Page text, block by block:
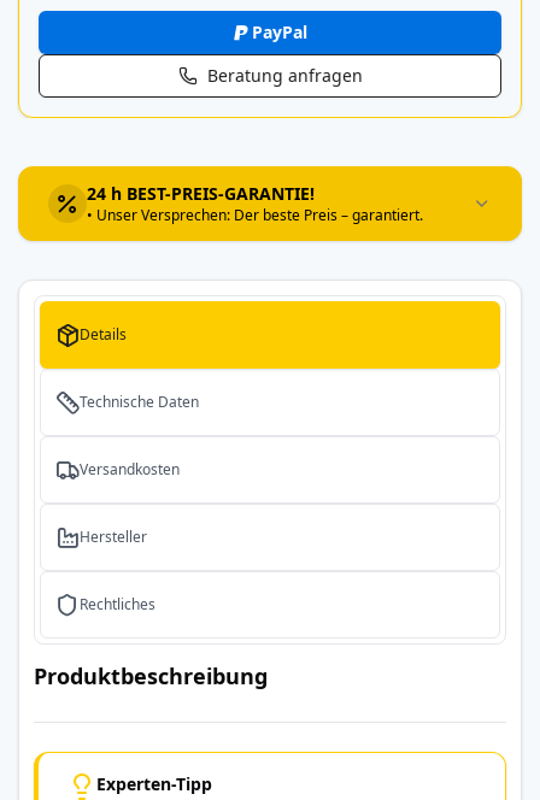
PayPal
Beratung anfragen
24 h BEST-PREIS-GARANTIE!
• Unser Versprechen: Der beste Preis – garantiert.
Details
Technische Daten
Versandkosten
Hersteller
Rechtliches
Produktbeschreibung
Experten-Tipp